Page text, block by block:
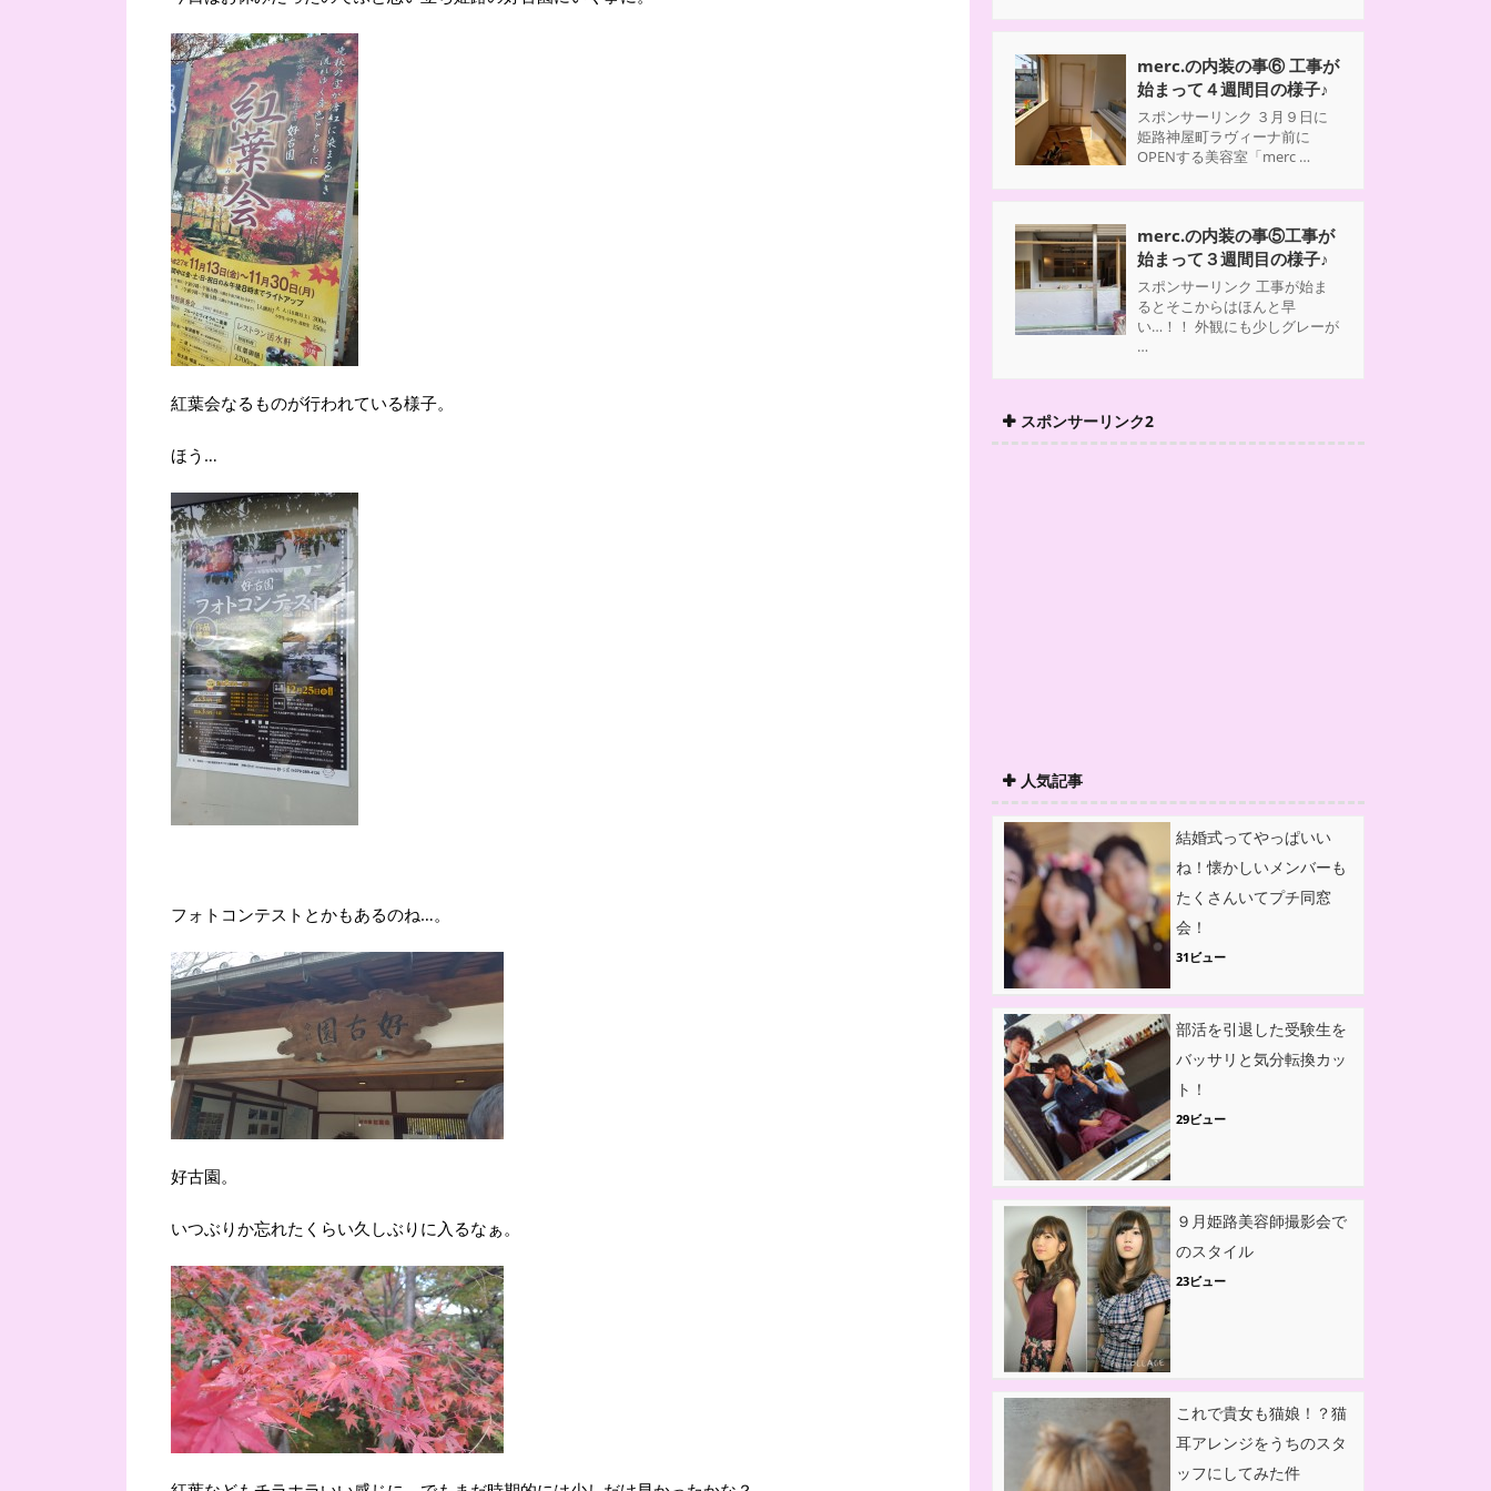
紅葉会なるものが行われている様子。
ほう…
フォトコンテストとかもあるのね…。
好古園。
いつぶりか忘れたくらい久しぶりに入るなぁ。
merc.の内装の事⑥ 工事が
始まって４週間目の様子♪
スポンサーリンク ３月９日に
姫路神屋町ラヴィーナ前に
OPENする美容室「merc …
merc.の内装の事⑤工事が
始まって３週間目の様子♪
スポンサーリンク 工事が始ま
るとそこからはほんと早
い…！！ 外観にも少しグレーが
…
スポンサーリンク2
人気記事
結婚式ってやっぱいい
ね！懐かしいメンバーも
たくさんいてプチ同窓
会！
31ビュー
部活を引退した受験生を
バッサリと気分転換カッ
ト！
29ビュー
９月姫路美容師撮影会で
のスタイル
23ビュー
これで貴女も猫娘！？猫
耳アレンジをうちのスタ
ッフにしてみた件